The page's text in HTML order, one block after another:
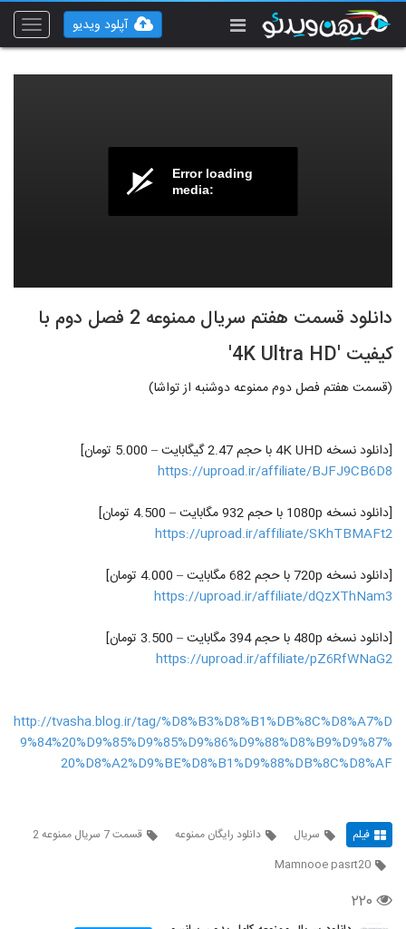
Toggle
آپلود ویدیو
Error loading
media:
دانلود قسمت هفتم سریال ممنوعه 2 فصل دوم با
کیفیت '4K Ultra HD'
(قسمت هفتم فصل دوم ممنوعه دوشنبه از تواشا)
[دانلود نسخه 4K UHD با حجم 2.47 گیگابایت – 5.000 تومان]
https://uproad.ir/affiliate/BJFJ9CB6D8
[دانلود نسخه 1080p با حجم 932 مگابایت – 4.500 تومان]
https://uproad.ir/affiliate/SKhTBMAFt2
[دانلود نسخه 720p با حجم 682 مگابایت – 4.000 تومان]
https://uproad.ir/affiliate/dQzXThNam3
[دانلود نسخه 480p با حجم 394 مگابایت – 3.500 تومان]
https://uproad.ir/affiliate/pZ6RfWNaG2
http://tvasha.blog.ir/tag/%D8%B3%D8%B1%DB%8C%D8%A7%D
9%84%20%D9%85%D9%85%D9%86%D9%88%D8%B9%D9%87%
20%D8%A2%D9%BE%D8%B1%D9%88%DB%8C%D8%AF
فیلم سریال دانلود رایگان ممنوعه
قسمت 7 سریال ممنوعه 2
Mamnooe pasrt20
۲۲۰